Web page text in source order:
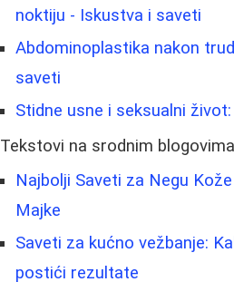
noktiju - Iskustva i saveti
Abdominoplastika nakon
saveti
Stidne usne i seksualni
Tekstovi na srodnim blogovima
Najbolji Saveti za Negu
Majke
Saveti za kućno vežbanje:
postići rezultate